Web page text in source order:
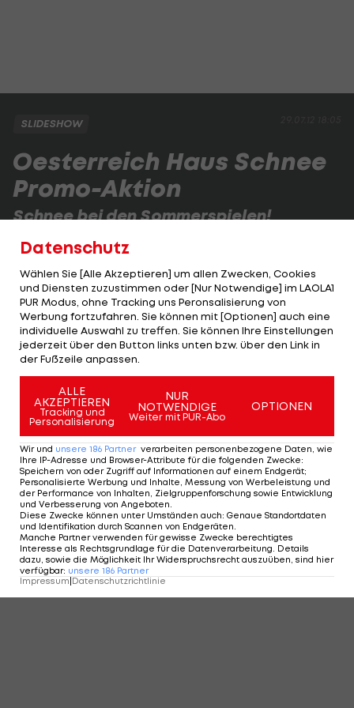
SLIDESHOW
Oesterreich Haus Schnee
Promo-Aktion
Schnee bei den Sommerspielen!
Ein Schneemann bei den Sommerspielen? Im
1 VON 17
KOMMENTARE
Datenschutz
Wählen Sie [Alle Akzeptieren] um allen Zwecken, Cookies
und Diensten zuzustimmen oder [Nur Notwendige] im LAOLA1
PUR Modus, ohne Tracking uns Peronsalisierung von
Werbung fortzufahren. Sie können mit [Optionen] auch eine
individuelle Auswahl zu treffen. Sie können Ihre Einstellungen
jederzeit über den Button links unten bzw. über den Link in
der Fußzeile anpassen.
ALLE
AKZEPTIEREN
Tracking und
Personalisierung
NUR
NOTWENDIGE
Weiter mit PUR-Abo
OPTIONEN
Wir und unsere 186 Partner verarbeiten personenbezogene Daten, wie
Ihre IP-Adresse und Browser-Attribute für die folgenden Zwecke:
Speichern von oder Zugriff auf Informationen auf einem Endgerät;
Personalisierte Werbung und Inhalte, Messung von Werbeleistung und
der Performance von Inhalten, Zielgruppenforschung sowie Entwicklung
und Verbesserung von Angeboten.
Diese Zwecke können unter Umständen auch: Genaue Standortdaten
und Identifikation durch Scannen von Endgeräten.
Manche Partner verwenden für gewisse Zwecke berechtigtes
Interesse als Rechtsgrundlage für die Datenverarbeitung. Details
dazu, sowie die Möglichkeit Ihr Widerspruchsrecht auszuüben, sind hier
verfügbar: unsere 186 Partner
Impressum Datenschutzrichtlinie